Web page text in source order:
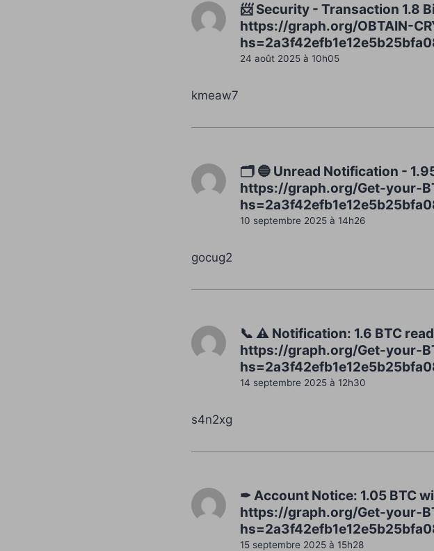
📨 Security - Transaction 1.8
https://graph.org/OBTAIN-
24 août 2025 à 10h05
kmeaw7
🗂 🔵 Unread Notification -
https://graph.org/Get-your-
10 septembre 2025 à 14h26
gocug2
📞 ⚠️ Notification: 1.6 BTC
https://graph.org/Get-your-
14 septembre 2025 à 12h30
s4n2xg
✒ Account Notice: 1.05 BTC
https://graph.org/Get-your-
15 septembre 2025 à 15h28